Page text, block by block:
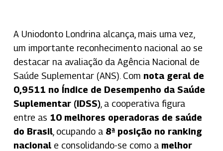
A Uniodonto Londrina alcança, mais uma vez,
um importante reconhecimento nacional ao se
destacar na avaliação da Agência Nacional de
Saúde Suplementar (ANS). Com nota geral de
0,9511 no Índice de Desempenho da Saúde
Suplementar (IDSS) , a cooperativa figura
entre as 10 melhores operadoras de saúde
do Brasil , ocupando a 8ª posição no ranking
nacional e consolidando-se como a melhor